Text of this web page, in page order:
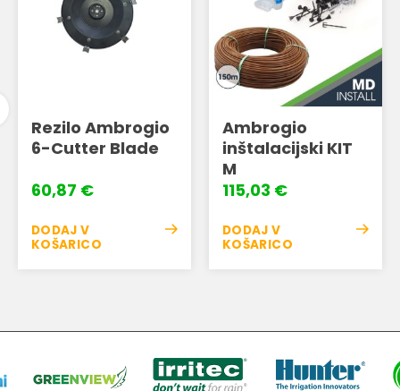
Rezilo Ambrogio
6-Cutter Blade
60,87 €
DODAJ V
KOŠARICO
Dodaj
Ambrogio
inštalacijski KIT
M
115,03 €
DODAJ V
KOŠARICO